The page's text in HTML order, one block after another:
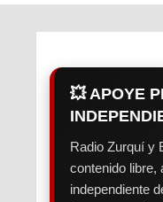
💥 APOYE
Radio Zurquí y
contenido libre,
independiente